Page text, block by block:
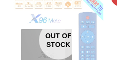
OUT OF
STOCK